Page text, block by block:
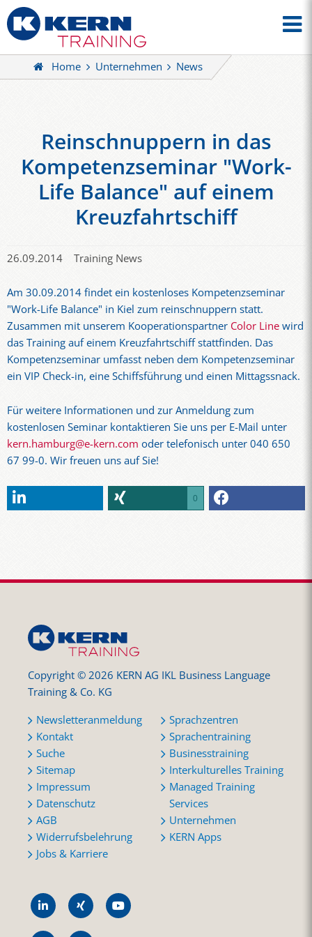
Home Unternehmen News
Reinschnuppern in das
Kompetenzseminar "Work-
Life Balance" auf einem
Kreuzfahrtschiff
26.09.2014 Training News
Am 30.09.2014 findet ein kostenloses Kompetenzseminar
"Work-Life Balance" in Kiel zum reinschnuppern statt.
Zusammen mit unserem Kooperationspartner Color Linewird
das Training auf einem Kreuzfahrtschiff stattfinden. Das
Kompetenzseminar umfasst neben dem Kompetenzseminar
ein VIP Check-in, eine Schiffsführung und einen Mittagssnack.
Für weitere Informationen und zur Anmeldung zum
kostenlosen Seminar kontaktieren Sie uns per E-Mail unter
kern.hamburg@e-kern.com oder telefonisch unter 040 650
67 99-0. Wir freuen uns auf Sie!
0
Copyright © 2026 KERN AG IKL Business Language
Training & Co. KG
Newsletteranmeldung
Kontakt
Suche
Sitemap
Impressum
Datenschutz
AGB
Widerrufsbelehrung
Jobs & Karriere
Sprachzentren
Sprachentraining
Businesstraining
Interkulturelles Training
Managed Training
Services
Unternehmen
KERN Apps